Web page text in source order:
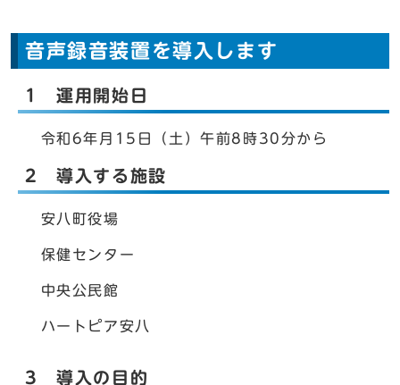
音声録音装置を導入します
1 運用開始日
令和6年月15日（土）午前8時30分から
2 導入する施設
安八町役場
保健センター
中央公民館
ハートピア安八
3 導入の目的